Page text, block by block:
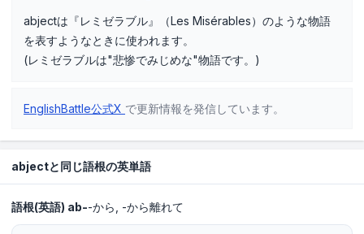
abjectは『レミゼラブル』（Les Misérables）のような物語
を表すようなときに使われます。
(レミゼラブルは"悲惨でみじめな"物語です。)
EnglishBattle公式X で更新情報を発信しています。
abjectと同じ語根の英単語
語根(英語) ab--から -から離れて